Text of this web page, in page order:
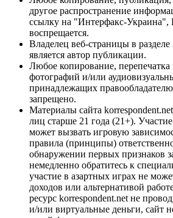
другое распространение
ссылку на "Интерфакс-Украина",
воспрещается.
Владелец веб-страницы в
является автор публикации.
Любое копирование, перепечатка
фотографий и/или
принадлежащих
запрещено.
Материалы сайта
лиц старше 21 года (21+).
может вызвать игровую
правила (принципы)
обнаружении первых признаков
немедленно обратитесь к
участие в азартных играх не
доходов или альтернативой
ресурс korrespondent.net не
и/или виртуальные деньги, сайт